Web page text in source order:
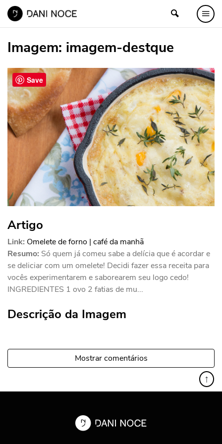
Imagem: imagem-destque
Artigo
Link: Omelete de forno | café da manhã
Resumo: Só quem já comeu sabe a delícia que é acordar e
se deliciar com um omelete! Decidi fazer essa receita para
vocês experimentarem e saborearem seu logo cedo!
INGREDIENTES 1 ovo 2 fatias de mu...
Descrição da Imagem
Mostrar comentários
↑
Save